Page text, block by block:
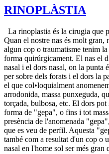
RINOPLÀSTIA
La rinoplastia és la cirugia que
Quan el nostre nas és molt gran,
algun cop o traumatisme tenim
forma quirúrgicament. El nas el
nasal i el dors nasal, on la punta
per sobre dels forats i el dors la
el que col•loquialment
arrodonida, massa punxeguda,
torçada, bulbosa, etc. El dors pot
forma de "gepa", o fins i tot
presència de l'anomenada
que es veu de perfil. Aquesta
també com a resultat d'un cop o
nasal en l'home sol ser més